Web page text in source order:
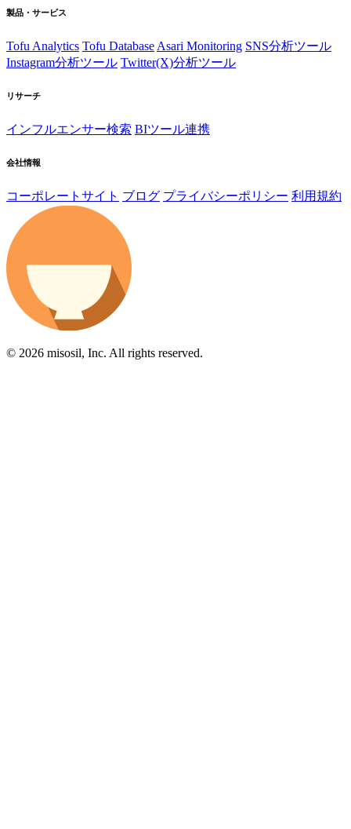
製品・サービス
Tofu Analytics Tofu Database Asari Monitoring SNS分析ツール
Instagram分析ツール Twitter(X)分析ツール
リサーチ
インフルエンサー検索 BIツール連携
会社情報
コーポレートサイト ブログ プライバシーポリシー 利用規約
© 2026 misosil, Inc. All rights reserved.